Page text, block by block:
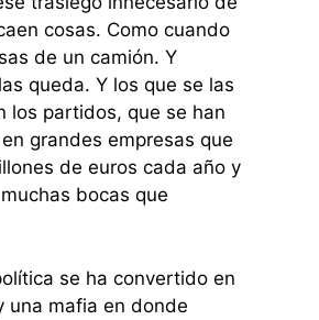
cosas. Como cuando
de un camión. Y
queda. Y los que se las
los partidos, que se han
grandes empresas que
de euros cada año y
bocas que
se ha convertido en
una mafia en donde